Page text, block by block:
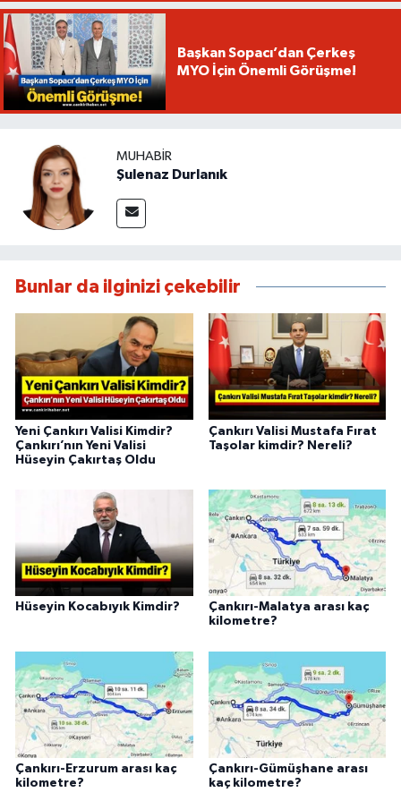
Başkan Sopacı’dan Çerkeş
MYO İçin Önemli Görüşme!
MUHABIR
Şulenaz Durlanık
Bunlar da ilginizi çekebilir
Yeni Çankırı Valisi Kimdir?
Çankırı’nın Yeni Valisi
Hüseyin Çakırtaş Oldu
Çankırı Valisi Mustafa Fırat
Taşolar kimdir? Nereli?
Hüseyin Kocabıyık Kimdir?
Çankırı-Malatya arası kaç
kilometre?
Çankırı-Erzurum arası kaç
kilometre?
Çankırı-Gümüşhane arası
kaç kilometre?